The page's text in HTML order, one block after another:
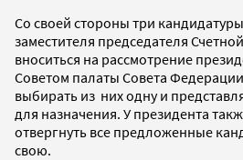
Со своей стороны три
заместителя председателя
вноситься на рассмотрение
Советом палаты Совета
выбирать из них одну и
для назначения. У президента
отвергнуть все предложенные
свою.